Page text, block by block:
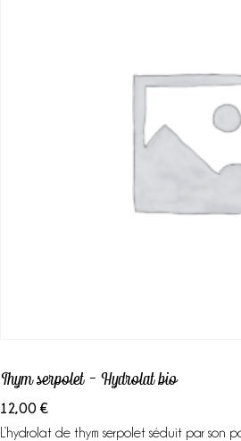
Thym serpolet – Hydrolat bio
12,00 €
L’hydrolat de thym serpolet séduit par son
Marchés & points de vente